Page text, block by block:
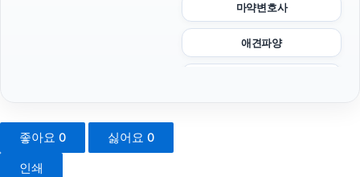
마약변호사
애견파양
좋아요 0 싫어요 0
인쇄